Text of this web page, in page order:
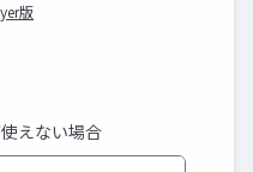
版
えない場合